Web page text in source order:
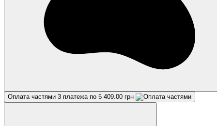
Оплата частями 3 платежа по 5 409.00 грн